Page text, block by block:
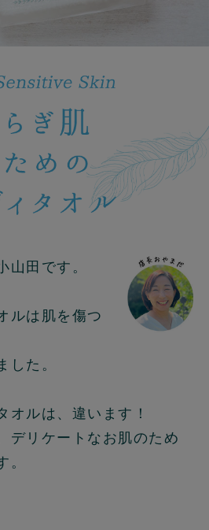
山田です。
ルは肌を傷つ
した。
オルは、違います！
デリケートなお肌のため
。